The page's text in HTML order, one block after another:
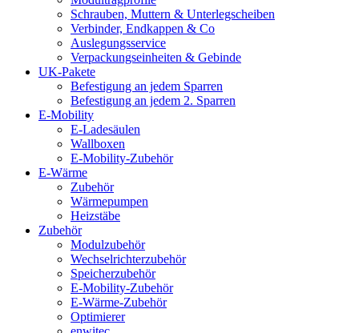
Schrauben, Muttern & Unterlegscheiben
Verbinder, Endkappen & Co
Auslegungsservice
Verpackungseinheiten & Gebinde
UK-Pakete
Befestigung an jedem Sparren
Befestigung an jedem 2. Sparren
E-Mobility
E-Ladesäulen
Wallboxen
E-Mobility-Zubehör
E-Wärme
Zubehör
Wärmepumpen
Heizstäbe
Zubehör
Modulzubehör
Wechselrichterzubehör
Speicherzubehör
E-Mobility-Zubehör
E-Wärme-Zubehör
Optimierer